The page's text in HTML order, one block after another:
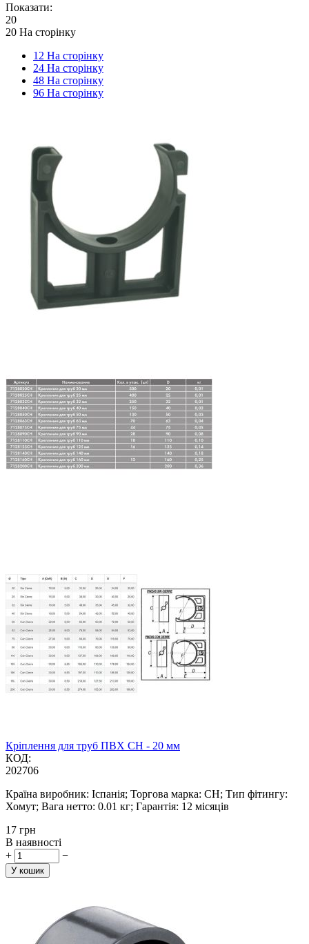
Показати:
20
20 На сторінку
12 На сторінку
24 На сторінку
48 На сторінку
96 На сторінку
Кріплення для труб ПВХ CH - 20 мм
КОД:
202706
Країна виробник: Іспанія; Торгова марка: CH; Тип фітингу:
Хомут; Вага нетто: 0.01 кг; Гарантія: 12 місяців
‍17‍ грн
В наявності
+
−
У кошик